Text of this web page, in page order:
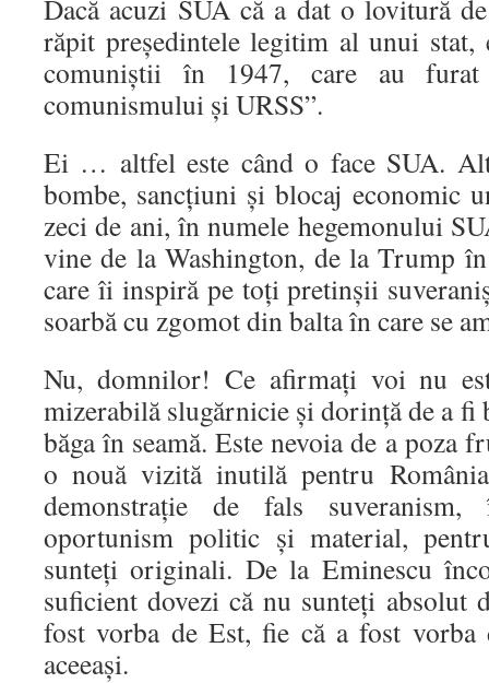
Dacă acuzi SUA că a dat o lovitură
răpit președintele legitim al unui stat,
comuniștii în 1947, care au
comunismului și URSS”.
Ei … altfel este când o face SUA.
bombe, sancțiuni și blocaj economic
zeci de ani, în numele hegemonului
vine de la Washington, de la Trump
care îi inspiră pe toți pretinșii
soarbă cu zgomot din balta în care se
Nu, domnilor! Ce afirmați voi nu
mizerabilă slugărnicie și dorință de a fi
băga în seamă. Este nevoia de a poza
o nouă vizită inutilă pentru
demonstrație de fals
oportunism politic și material,
sunteți originali. De la Eminescu
suficient dovezi că nu sunteți absolut
fost vorba de Est, fie că a fost vorba
aceeași.